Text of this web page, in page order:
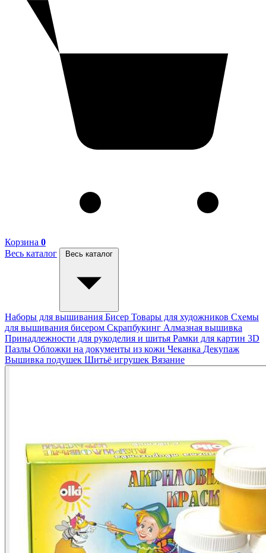
Корзина 0
Весь каталог
Весь каталог
Наборы для вышивания Бисер Товары для художников Схемы
для вышивания бисером Скрапбукинг Алмазная вышивка
Принадлежности для рукоделия и шитья Рамки для картин 3D
Пазлы Обложки на документы из кожи Чеканка Декупаж
Вышивка подушек Шитьё игрушек Вязание